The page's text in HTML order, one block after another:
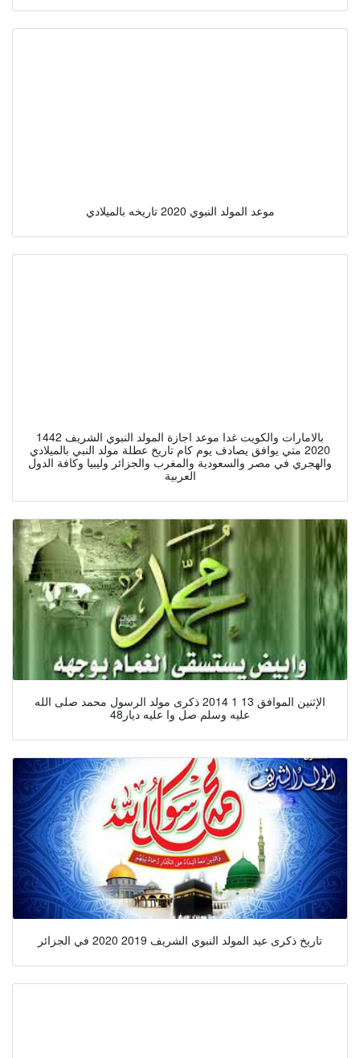
موعد المولد النبوي 2020 تاريخه بالميلادي
بالامارات والكويت غدا موعد اجازة المولد النبوي الشريف 1442
2020 متي يوافق يصادف يوم كام تاريخ عطلة مولد النبي بالميلادي
والهجري في مصر والسعودية والمغرب والجزائر وليبيا وكافة الدول
العربية
الإثنين الموافق 13 1 2014 ذكرى مولد الرسول محمد صلى الله
عليه وسلم صل وا عليه ديار48
تاريخ ذكرى عيد المولد النبوي الشريف 2019 2020 في الجزائر